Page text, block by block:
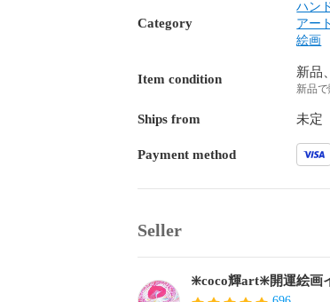
Category
ハン
アー
絵画
Item condition 新品
新品
Ships from 未定
Payment method
Seller
❇️coco輝art❇️開運絵画